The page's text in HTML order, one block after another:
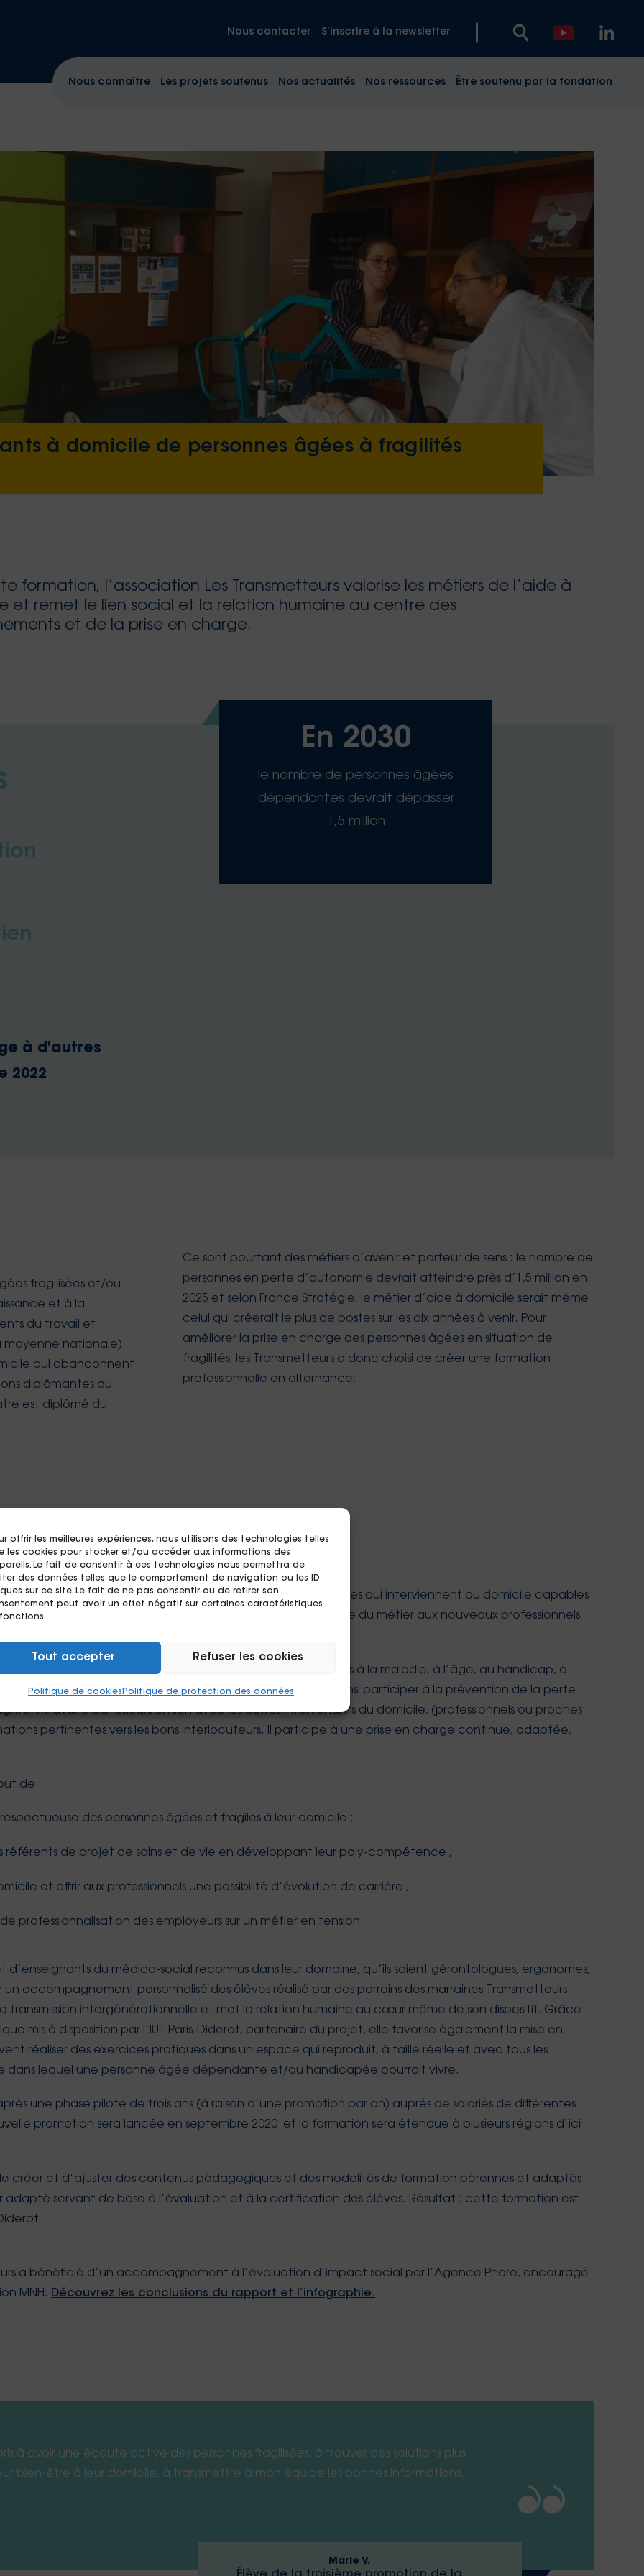
offrir les meilleures expériences, nous utilisons des technologies telles
les cookies pour stocker et/ou accéder aux informations des
Le fait de consentir à ces technologies nous permettra de
des données telles que le comportement de navigation ou les ID
sur ce site. Le fait de ne pas consentir ou de retirer son
peut avoir un effet négatif sur certaines caractéristiques
Tout accepter Refuser les cookies
Politique de cookies Politique de protection des données
Nous contacter S’inscrire à la newsletter
Nous connaître Les projets soutenus Nos actualités Nos ressources Être soutenu par la fondation
à domicile de personnes âgées à fragilités
formation, l’association Les Transmetteurs valorise les métiers de l’aide à
et remet le lien social et la relation humaine au centre des
et de la prise en charge.
à d'autres
2022
En 2030
le nombre de personnes âgées
dépendantes devrait dépasser
1,5 million
fragilisées et/ou
et à la
du travail et
moyenne nationale).
qui abandonnent
diplômantes du
est diplômé du
Ce sont pourtant des métiers d’avenir et porteur de sens : le nombre de
personnes en perte d’autonomie devrait atteindre près d’1,5 million en
2025 et selon France Stratégie, le métier d’aide à domicile serait même
celui qui créerait le plus de postes sur les dix années à venir. Pour
améliorer la prise en charge des personnes âgées en situation de
fragilités, les Transmetteurs a donc choisi de créer une formation
professionnelle en alternance.
âgées à fragilités multiples » vise à rendre les personnes qui interviennent au domicile capables
et de transmettre les savoirs et savoir-faire de base du métier aux nouveaux professionnels
la prise en compte des spécificités de chaque situation (liées à la maladie, à l’âge, au handicap, à
la sécurité de la personne aidée. L’accompagnant doit ainsi participer à la prévention de la perte
Il travaille par ailleurs en lien avec les autres intervenants du domicile, (professionnels ou proches
pertinentes vers les bons interlocuteurs. Il participe à une prise en charge continue, adaptée,
de :
des personnes âgées et fragiles à leur domicile ;
référents de projet de soins et de vie en développant leur poly-compétence ;
et offrir aux professionnels une possibilité d’évolution de carrière ;
professionnalisation des employeurs sur un métier en tension.
d’enseignants du médico-social reconnus dans leur domaine, qu’ils soient gérontologues, ergonomes,
un accompagnement personnalisé des élèves réalisé par des parrains des marraines Transmetteurs
transmission intergénérationnelle et met la relation humaine au cœur même de son dispositif. Grâce
mis à disposition par l’IUT Paris-Diderot, partenaire du projet, elle favorise également la mise en
réaliser des exercices pratiques dans un espace qui reproduit, à taille réelle et avec tous les
dans lequel une personne âgée dépendante et/ou handicapée pourrait vivre.
une phase pilote de trois ans (à raison d’une promotion par an) auprès de salariés de différentes
promotion sera lancée en septembre 2020 et la formation sera étendue à plusieurs régions d’ici
créer et d’ajuster des contenus pédagogiques et des modalités de formation pérennes et adaptés
adapté servant de base à l’évaluation et à la certification des élèves. Résultat : cette formation est
a bénéficié d’un accompagnement à l’évaluation d’impact social par l’Agence Phare, encouragé
MNH. Découvrez les conclusions du rapport et l’infographie.
à avoir une écoute active des personnes fragilisées, à trouver des solutions plus
bien-être à leur domicile, à transmettre à mon équipe les bonnes informations.
Marie V.